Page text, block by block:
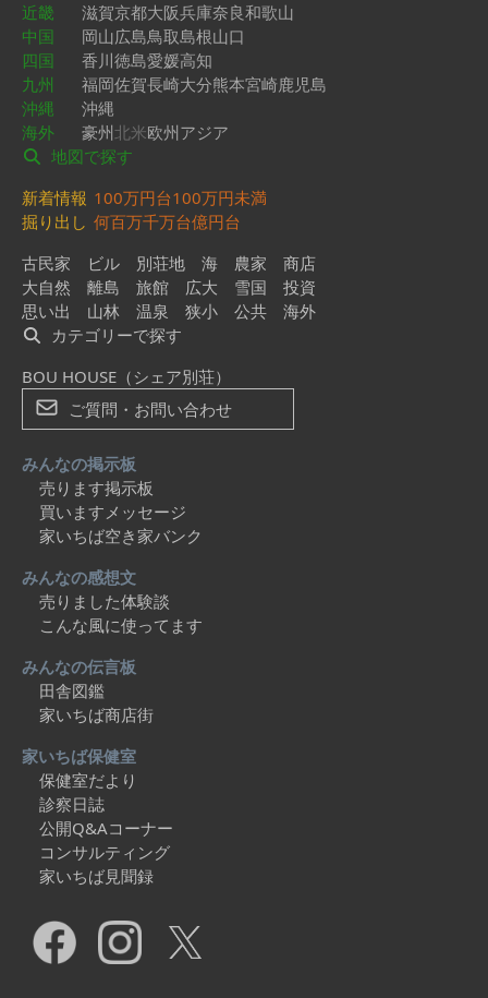
近畿
滋賀京都大阪兵庫奈良和歌山
中国
岡山広島鳥取島根山口
四国
香川徳島愛媛高知
九州
福岡佐賀長崎大分熊本宮崎鹿児島
沖縄
沖縄
海外
豪州北米欧州アジア
地図で探す
新着情報 100万円台100万円未満
掘り出し 何百万千万台億円台
古民家
ビル 別荘地 海 農家
商店
大自然
離島 旅館 広大 雪国
投資
思い出
山林 温泉 狭小 公共
海外
カテゴリーで探す
BOU HOUSE（シェア別荘）
ご質問・お問い合わせ
みんなの掲示板
売ります掲示板
買いますメッセージ
家いちば空き家バンク
みんなの感想文
売りました体験談
こんな風に使ってます
みんなの伝言板
田舎図鑑
家いちば商店街
家いちば保健室
保健室だより
診察日誌
公開Q&Aコーナー
コンサルティング
家いちば見聞録